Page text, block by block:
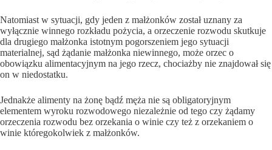
Natomiast w sytuacji, gdy jeden z małżonków został uznany za
wyłącznie winnego rozkładu pożycia, a orzeczenie rozwodu skutkuje
dla drugiego małżonka istotnym pogorszeniem jego sytuacji
materialnej, sąd żądanie małżonka niewinnego, może orzec o
obowiązku alimentacyjnym na jego rzecz, chociażby nie znajdował się
on w niedostatku.
Jednakże alimenty na żonę bądź męża nie są obligatoryjnym
elementem wyroku rozwodowego niezależnie od tego czy żądamy
orzeczenia rozwodu bez orzekania o winie czy też z orzekaniem o
winie któregokolwiek z małżonków.